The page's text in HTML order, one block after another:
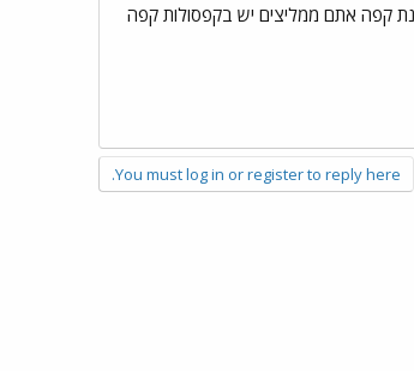
קפה אתם ממליצים יש בקפסולות קפה
You must log in or register to reply here.